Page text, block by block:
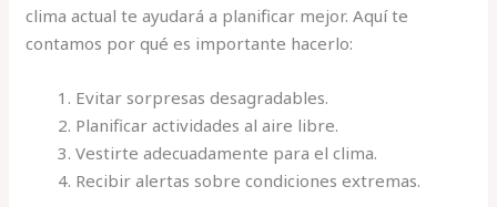
clima actual te ayudará a planificar mejor. Aquí te
contamos por qué es importante hacerlo:
Evitar sorpresas desagradables.
Planificar actividades al aire libre.
Vestirte adecuadamente para el clima.
Recibir alertas sobre condiciones extremas.